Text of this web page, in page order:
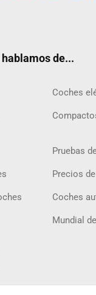
de...
Coches
Pruebas
Precios
Coches
Mundial